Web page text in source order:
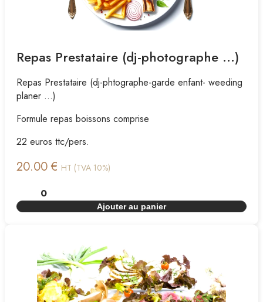
Repas Prestataire (dj-photographe ...)
Repas Prestataire (dj-phtographe-garde enfant- weeding
planer ...)
Formule repas boissons comprise
22 euros ttc/pers.
20.00 € HT (TVA 10%)
Ajouter au panier